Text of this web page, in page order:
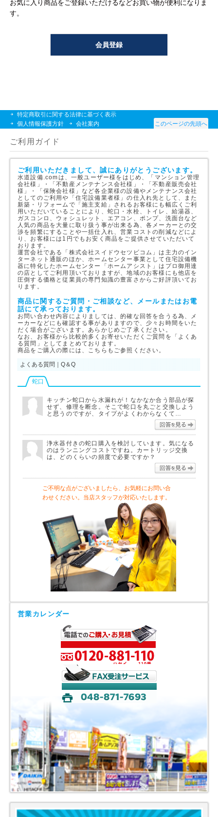
給湯器見積もりフォーム
取り扱いメーカー 協力業者募集
お気に入り商品をご登録いただけるなどお買い物が便利になりま
す。
会員登録
特定商取引に関する法律に基づく表示
個人情報保護方針
会社案内 このページの先頭へ
ご利用ガイド
ご利用いただきまして、誠にありがとうございます。
水道設備.comは、一般ユーザー様をはじめ、「マンション管理
会社様」・「不動産メンテナンス会社様」・「不動産販売会社
様」・「保険会社様」など各企業様の設備やメンテナンス会社
としてのご利用や「住宅設備業者様」の仕入れ先として、また
新築・リフォームで「施主支給」されるお客様にも幅広くご利
用いただいていることにより、蛇口・水栓、トイレ、給湯器、
ガスコンロ、ウォシュレット、エアコン、ポンプ、洗面台など
人気の商品を大量に取り扱う事が出来る為、各メーカーとの交
渉を頻繁にすることや一括仕入れ、営業コストの削減などによ
り、お客様には1円でもお安く商品をご提供させていただいて
おります。
運営会社である「株式会社スイドウセツビコム」は主力のイン
ターネット通販のほか、ホームセンター事業として住宅設備機
器に特化したホームセンター「ホームアシスト」はプロ御用達
の店としてご利用頂いておりますが、地域のお客様にも他店を
圧倒する価格と従業員の専門知識の豊富さからご好評頂いてお
ります。
商品に関するご質問・ご相談など、メールまたはお電
話にて承っております。
お問い合わせ内容によりましては、的確な回答を合うる為、メ
ーカーなどにも確認する事がありますので、少々お時間をいた
だく場合がございます。あらかじめご了承ください。
なお、お客様から比較的多くお寄せいただくご質問を「よくあ
る質問」としてまとめております。
商品をご購入の際には、こちらもご参照ください。
よくある質問｜Q＆Q
蛇口
キッチン蛇口から水漏れが！なかなか合う部品が探
せず、修理を断念。そこで蛇口を丸ごと交換しよう
と思うのですが、タイプがよくわからなくて…
浄水器付きの蛇口購入を検討しています。気になる
のはランニングコストですね。カートリッジ交換
は、どのくらいの頻度で必要ですか？
ご不明な点がございましたら、お気軽にお問い合
わせください。当店スタッフが対応いたします。
営業カレンダー